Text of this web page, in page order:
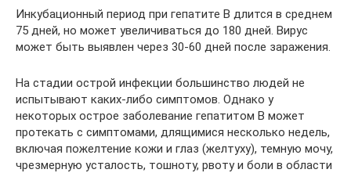
Инкубационный период при гепатите B длится в среднем
75 дней, но может увеличиваться до 180 дней. Вирус
может быть выявлен через 30-60 дней после заражения.
На стадии острой инфекции большинство людей не
испытывают каких-либо симптомов. Однако у
некоторых острое заболевание гепатитом B может
протекать с симптомами, длящимися несколько недель,
включая пожелтение кожи и глаз (желтуху), темную мочу,
чрезмерную усталость, тошноту, рвоту и боли в области